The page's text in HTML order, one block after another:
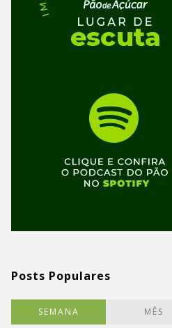
Posts Populares
SEMANA MÊS